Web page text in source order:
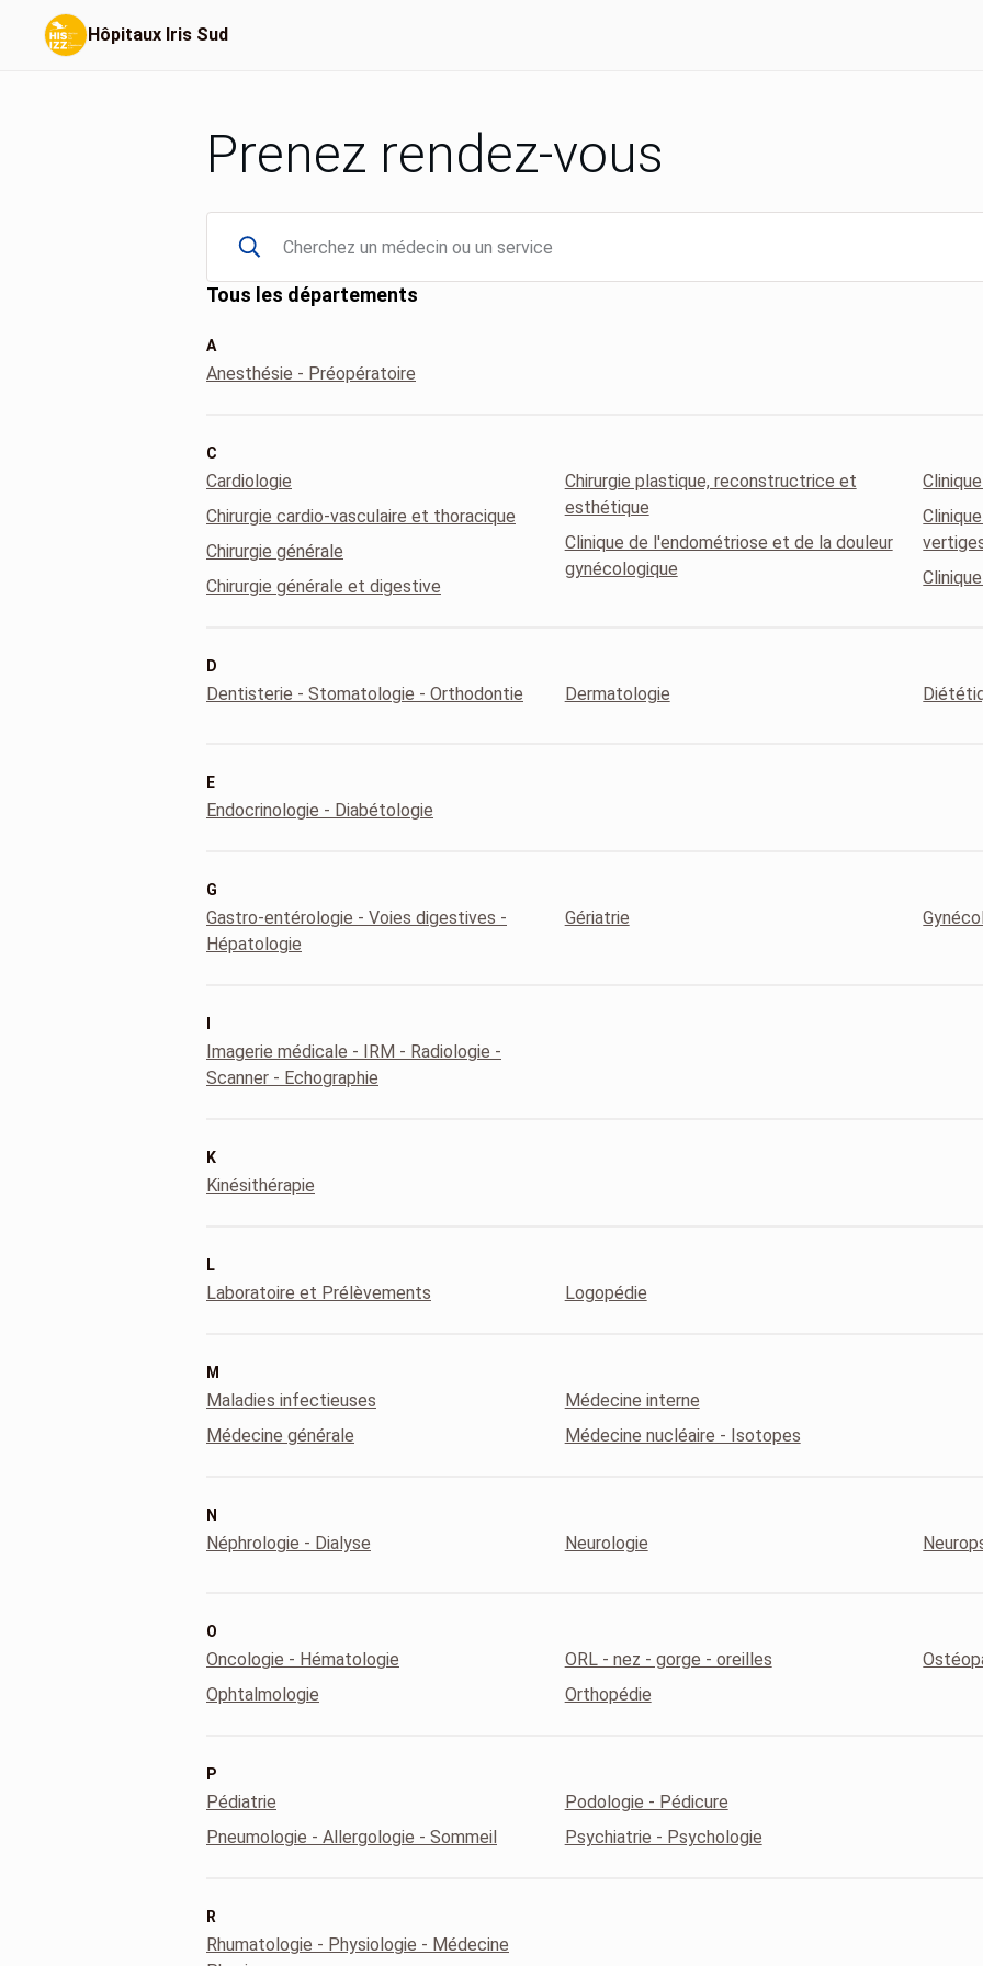
Hôpitaux Iris Sud
Prenez rendez-vous
Tous les départements
A
Anesthésie - Préopératoire
C
Cardiologie
Chirurgie cardio-vasculaire et thoracique
Chirurgie générale
Chirurgie générale et digestive
Chirurgie plastique, reconstructrice et
esthétique
Clinique de l'endométriose et de la douleur
gynécologique
D
Dentisterie - Stomatologie - Orthodontie Dermatologie
E
Endocrinologie - Diabétologie
G
Gastro-entérologie - Voies digestives -
Hépatologie
Gériatrie
Imagerie médicale - IRM - Radiologie -
Scanner - Echographie
K
Kinésithérapie
L
Laboratoire et Prélèvements Logopédie
M
Maladies infectieuses
Médecine générale
Médecine interne
Médecine nucléaire - Isotopes
N
Néphrologie - Dialyse Neurologie
O
Oncologie - Hématologie
Ophtalmologie
ORL - nez - gorge - oreilles
Orthopédie
P
Pédiatrie
Pneumologie - Allergologie - Sommeil
Podologie - Pédicure
Psychiatrie - Psychologie
R
Rhumatologie - Physiologie - Médecine